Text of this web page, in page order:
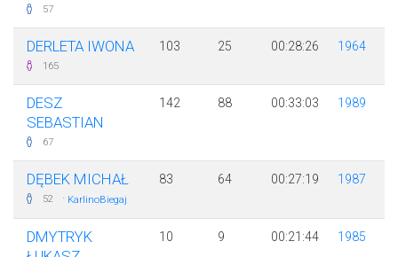
57
DERLETA IWONA
165
103 25 00:28:26 1964
DESZ
SEBASTIAN
67
142 88 00:33:03 1989
DĘBEK MICHAŁ
52 · KarlinoBiegaj
83 64 00:27:19 1987
DMYTRYK
10 9 00:21:44 1985